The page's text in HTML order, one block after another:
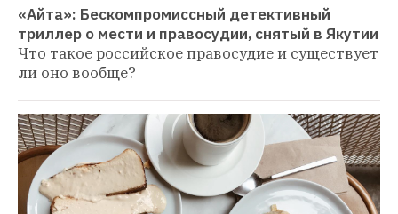
«Айта»: Бескомпромиссный детективный
триллер о мести и правосудии, снятый в Якутии
Что такое российское правосудие и существует
ли оно вообще?